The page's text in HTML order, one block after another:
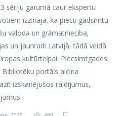
sēriju garumā caur ekspertu
izzināja, kā piecu gadsimtu
valoda un grāmatniecība,
un jaunradi Latvijā, tādā veidā
kultūrtelpai. Piecsimtgades
portāls aicina
izskanējušos raidījumus,